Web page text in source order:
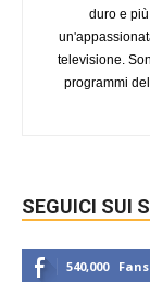
duro e
televisione.
programmi
SEGUICI SUI
540,000 Fans